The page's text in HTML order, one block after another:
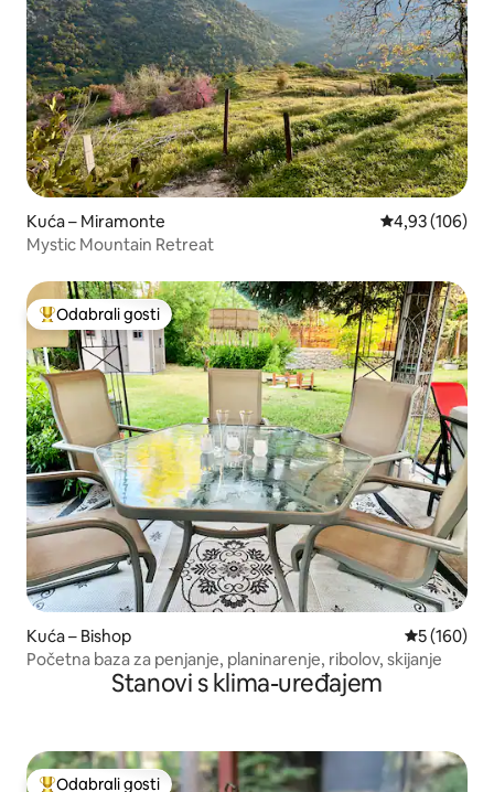
Kuća – Miramonte Prosječna
4,93 (106)
Mystic Mountain Retreat
Među najviše rangiranima s oznakom „Odabrali gosti”
Odabrali gosti
Kuća – Bishop Prosječna
5 (160)
Početna baza za penjanje, planinarenje, ribolov, skijanje
Stanovi s klima-uređajem
Odabrali gosti